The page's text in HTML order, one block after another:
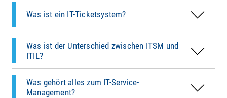
Was ist ein IT-Ticketsystem?
Was ist der Unterschied zwischen ITSM und
ITIL?
praktische Einsatz.
Was gehört alles zum IT-Service-
Management?
Asset- & Configuration Management
Diese Prozesse greifen ineinander – unterstützt
klares Rollenmodell.
Änderungen
Continual Service Improvement– ständige
Optimierung
Diese Struktur hilft IT-Abteilungen, strategisch